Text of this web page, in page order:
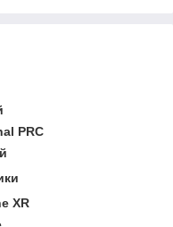
PRC
XR